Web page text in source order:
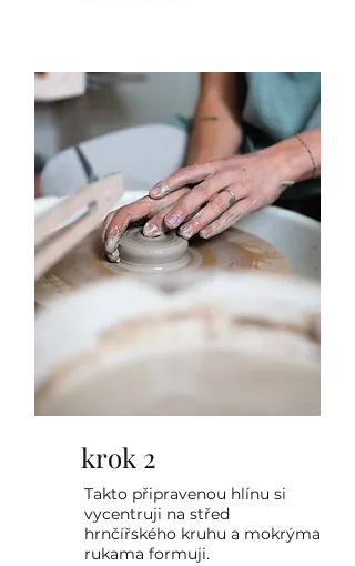
krok 2
Takto připravenou hlínu si
vycentruji na střed
hrnčířského kruhu a mokrýma
rukama formuji.